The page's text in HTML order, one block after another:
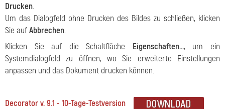
Drucken.
Um das Dialogfeld ohne Drucken des Bildes zu schließen, klicken
Sie aufAbbrechen.
Klicken Sie auf die Schaltfläche Eigenschaften..., um ein
Systemdialogfeld zu öffnen, wo Sie erweiterte Einstellungen
anpassen und das Dokument drucken können.
Decorator v. 9.1 - 10-Tage-Testversion